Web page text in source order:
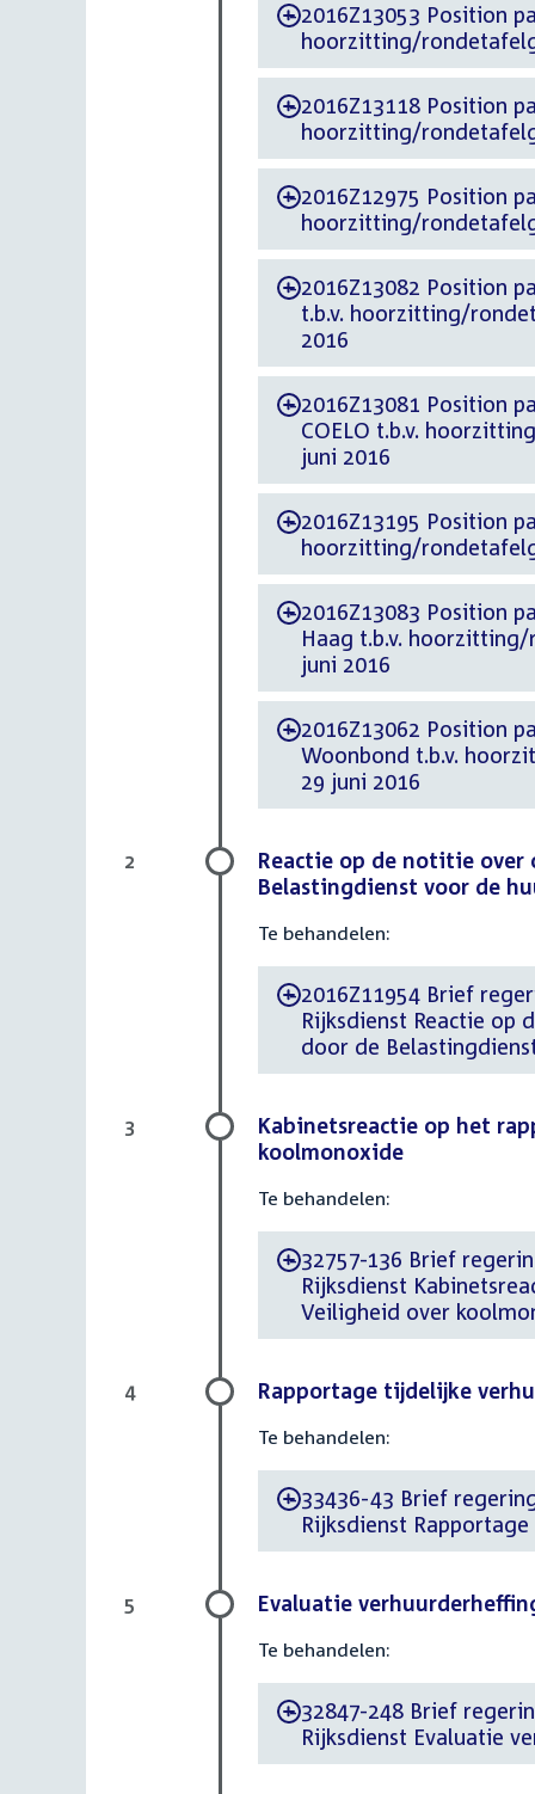
-2016Z13053 Position paper d.d. 24
hoorzitting/
-2016Z13118 Position paper d.d.
hoorzitting/
-2016Z12975 Position paper d.d.
hoorzitting/
-2016Z13082 Position paper d.d. 27
t.b.v. hoorzitting/
2016
-2016Z13081 Position paper d.d. 27
COELO t.b.v.
juni 2016
-2016Z13195 Position paper d.d. 28
hoorzitting/
-2016Z13083 Position paper d.d. 27
Haag t.b.v.
juni 2016
-2016Z13062 Position paper d.d. 24
Woonbond t.b.v.
29 juni 2016
Reactie op de notitie over
Belastingdienst voor de
Te behandelen:
-2016Z11954 Brief
Rijksdienst Reactie op
door de
2
Kabinetsreactie op het
koolmonoxide
Te behandelen:
-32757-136 Brief
Rijksdienst
Veiligheid over
3
Rapportage tijdelijke
Te behandelen:
-33436-43 Brief
Rijksdienst
4
Evaluatie
Te behandelen:
-32847-248 Brief
Rijksdienst Evaluatie
5